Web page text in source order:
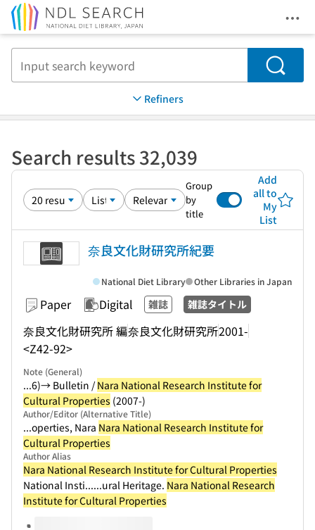
Search
Refiners
Search results 32,039
Group
by
title
Add
all to
My
List
奈良文化財研究所紀要
Paper Digital 雑誌 雑誌タイトル
奈良文化財研究所 編奈良文化財研究所2001-
<Z42-92>
National Diet Library Other Libraries in Japan
Note (General)
...6)→ Bulletin /Nara National Research Institute for
Cultural Properties (2007-)
Author/Editor (Alternative Title)
...operties, Nara Nara National Research Institute for
Cultural Properties
Author Alias
Nara National Research Institute for Cultural Properties
National Insti......ural Heritage. Nara National Research
Institute for Cultural Properties
Volumes of this title